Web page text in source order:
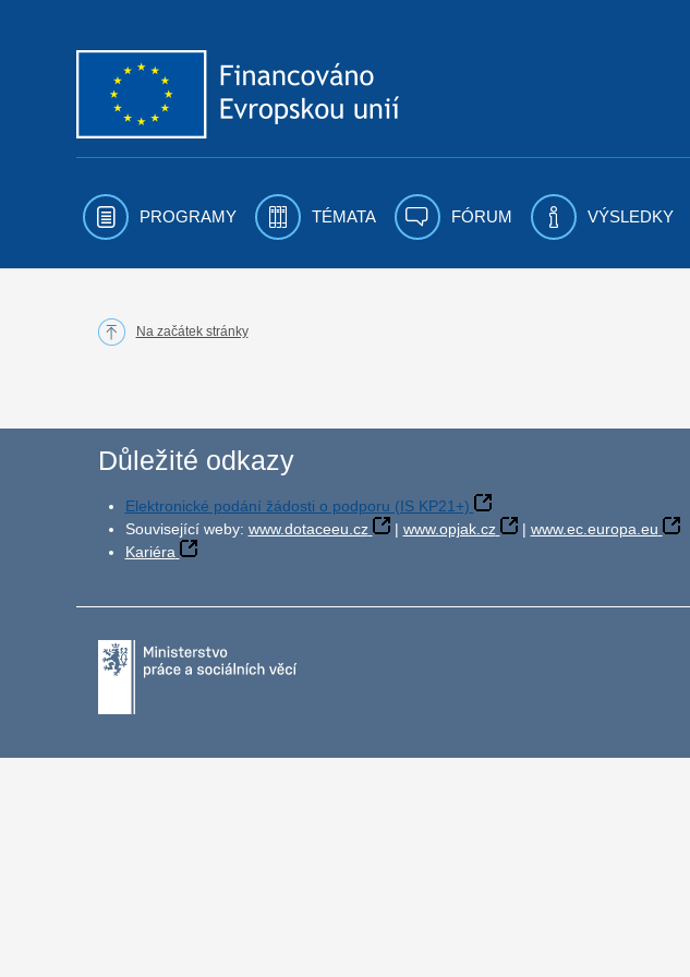
PROGRAMY TÉMATA FÓRUM VÝSLEDKY
Na začátek stránky
Důležité odkazy
Elektronické podání žádosti o podporu (IS KP21+)
Související weby: www.dotaceeu.cz | www.opjak.cz | www.ec.europa.eu
Kariéra